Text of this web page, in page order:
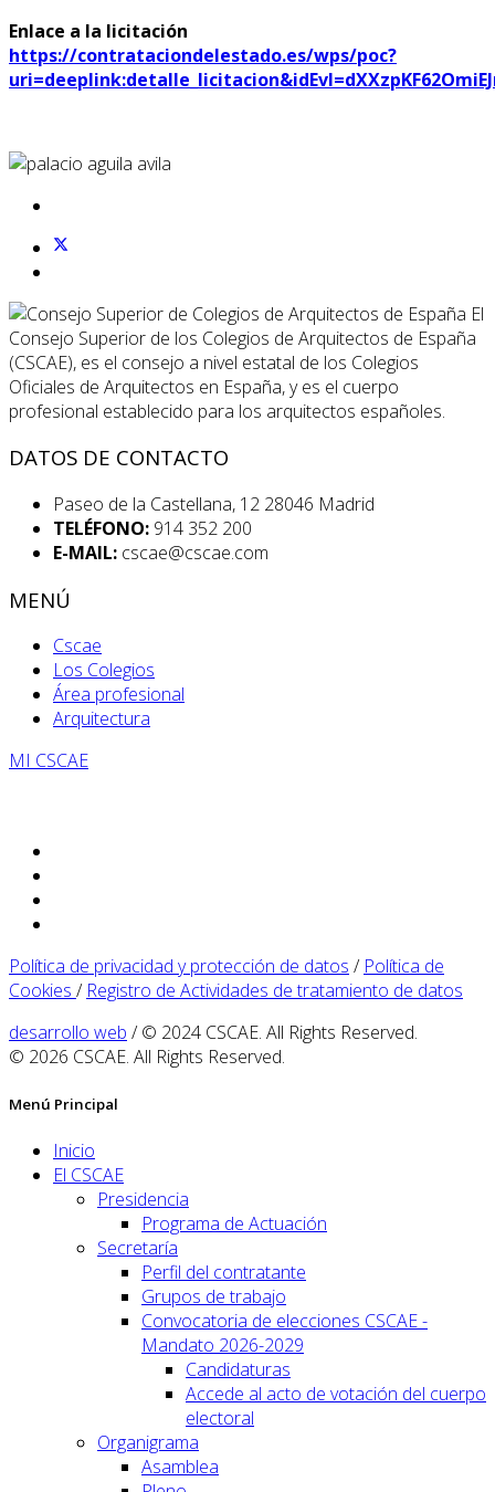
Enlace a la licitación
https://contrataciondelestado.es/wps/poc?
El
Consejo Superior de los Colegios de Arquitectos de España
(CSCAE), es el consejo a nivel estatal de los Colegios
Oficiales de Arquitectos en España, y es el cuerpo
profesional establecido para los arquitectos españoles.
DATOS DE CONTACTO
Paseo de la Castellana, 12 28046 Madrid
TELÉFONO: 914 352 200
E-MAIL: cscae@cscae.com
MENÚ
Cscae
Los Colegios
Área profesional
Arquitectura
MI CSCAE
Política de privacidad y protección de datos / Política de
Cookies / Registro de Actividades de tratamiento de datos
desarrollo web / © 2024 CSCAE. All Rights Reserved.
© 2026 CSCAE. All Rights Reserved.
Menú Principal
Inicio
El CSCAE
Presidencia
Programa de Actuación
Secretaría
Perfil del contratante
Grupos de trabajo
Convocatoria de elecciones CSCAE -
Mandato 2026-2029
Candidaturas
Accede al acto de votación del cuerpo
electoral
Organigrama
Asamblea